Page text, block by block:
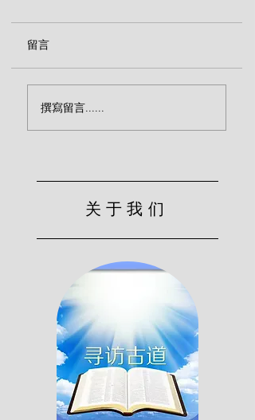
克）
留言
撰寫留言......
关于我们